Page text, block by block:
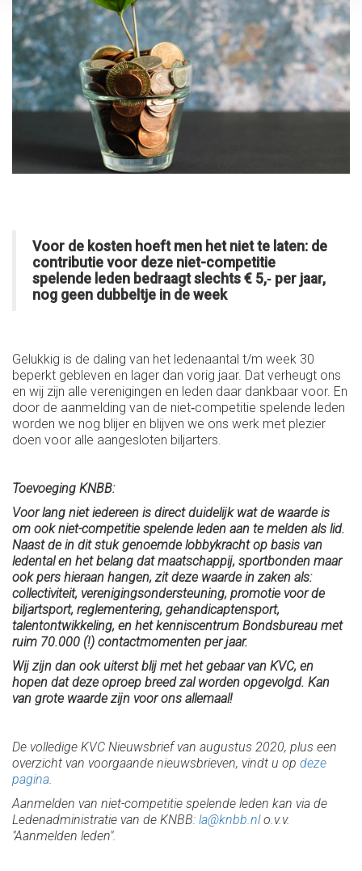
Voor de kosten hoeft men het niet te laten: de
contributie voor deze niet-competitie
spelende leden bedraagt slechts € 5,‐ per jaar,
nog geen dubbeltje in de week
Gelukkig is de daling van het ledenaantal t/m week 30
beperkt gebleven en lager dan vorig jaar. Dat verheugt ons
en wij zijn alle verenigingen en leden daar dankbaar voor. En
door de aanmelding van de niet‐competitie spelende leden
worden we nog blijer en blijven we ons werk met plezier
doen voor alle aangesloten biljarters.
Toevoeging KNBB:
Voor lang niet iedereen is direct duidelijk wat de waarde is
om ook niet-competitie spelende leden aan te melden als lid.
Naast de in dit stuk genoemde lobbykracht op basis van
ledental en het belang dat maatschappij, sportbonden maar
ook pers hieraan hangen, zit deze waarde in zaken als:
collectiviteit, verenigingsondersteuning, promotie voor de
biljartsport, reglementering, gehandicaptensport,
talentontwikkeling, en het kenniscentrum Bondsbureau met
ruim 70.000 (!) contactmomenten per jaar.
Wij zijn dan ook uiterst blij met het gebaar van KVC, en
hopen dat deze oproep breed zal worden opgevolgd. Kan
van grote waarde zijn voor ons allemaal!
De volledige KVC Nieuwsbrief van augustus 2020, plus een
overzicht van voorgaande nieuwsbrieven, vindt u op deze
pagina
Aanmelden van niet-competitie spelende leden kan via de
Ledenadministratie van de KNBB: la@knbb.nlo.v.v.
"Aanmelden leden".